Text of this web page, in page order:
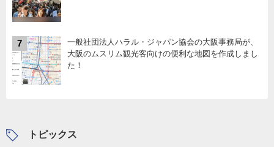
7
一般社団法人ハラル・ジャパン協会の大阪事務局が、
大阪のムスリム観光客向けの便利な地図を作成しまし
た！
トピックス